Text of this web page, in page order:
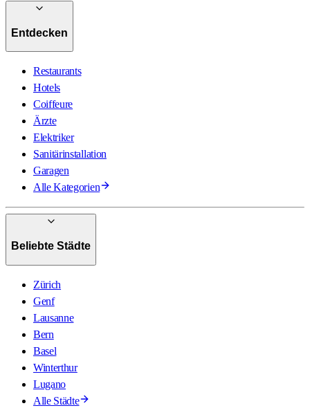
Entdecken
Restaurants
Hotels
Coiffeure
Ärzte
Elektriker
Sanitärinstallation
Garagen
Alle Kategorien
Beliebte Städte
Zürich
Genf
Lausanne
Bern
Basel
Winterthur
Lugano
Alle Städte